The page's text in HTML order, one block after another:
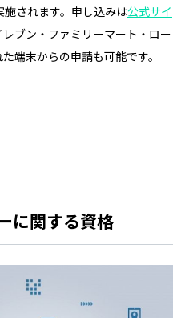
されます。申し込みは公式サイ
ブン・ファミリーマート・ロー
端末からの申請も可能です。
に関する資格